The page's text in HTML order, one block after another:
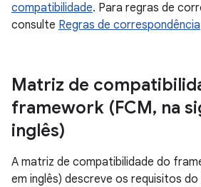
compatibilidade. Para regras de
consulte Regras de correspondência
Matriz de
framework (FCM, na
inglês)
A matriz de compatibilidade do
em inglês) descreve os requisitos